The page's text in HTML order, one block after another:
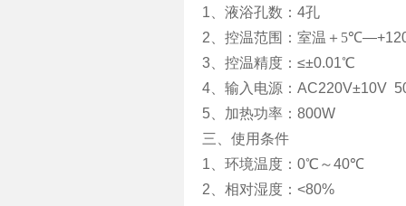
1、液浴孔数：4孔
2、控温范围：室温＋ 5
3、控温精度：≤±0.01℃
4、输入电源：AC220V±10V
5、加热功率：800W
三、使用条件
1、环境温度：0℃ ～40℃
2、相对湿度：<80%